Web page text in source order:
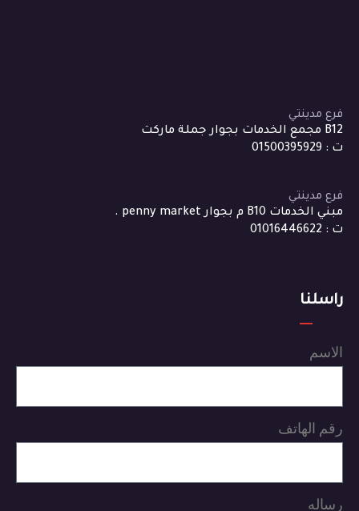
فرع مدينتي
B12 مجمع الخدمات بجوار جملة ماركت
ت : 01500395929
فرع مدينتي
مبني الخدمات B10 م بجوار penny market .
ت : 01016446622
راسلنا
الاسم
رقم الهاتف
رساله